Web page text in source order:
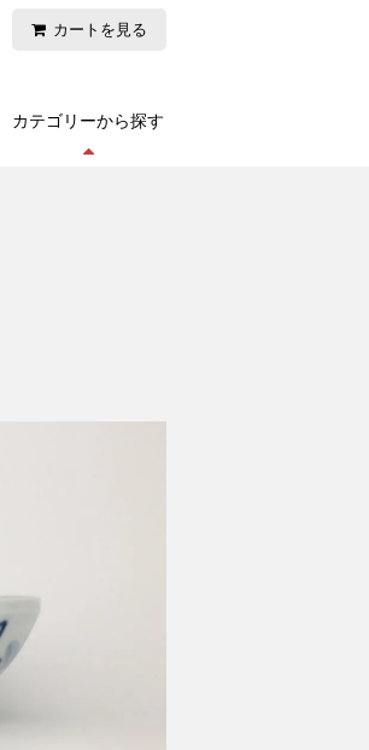
カートを見る
カテゴリーから探す